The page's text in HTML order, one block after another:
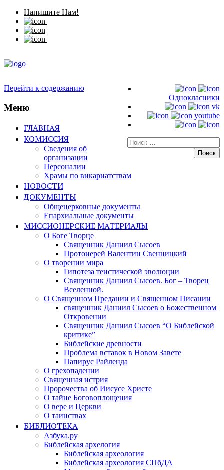
Напишите Нам!
Однокласники
vk
youtube
Искать:
Перейти к содержанию
Меню
ГЛАВНАЯ
КОМИССИЯ
Сведения об
организации
Персоналии
Храмы по викариатствам
НОВОСТИ
ДОКУМЕНТЫ
Общецерковные документы
Епархиальные документы
МИССИОНЕРСКИЕ МАТЕРИАЛЫ
О Боге Творце
Священник Даниил Сысоев
Протоиерей Валентин Свенцицкий
О творении мира
Гипотеза теистической эволюции
Священник Даниил Сысоев. Бог – Творец
Вселенной.
О Священном Предании и Священном Писании
священник Даниил Сысоев о Божественном
Откровении
Священник Даниил Сысоев “О Библейской
критике”
Библейские древности
Проблема вставок в Новом Завете
Папирус Райленда
О грехопадении
Священная истрия
Пророчества об Иисусе Христе
О тайне Боговоплощения
О вере и Церкви
О таинствах
БИБЛИОТЕКА
Азбука.ру
Библейская архелогия
Библейская археология
Библейская археология СПбДА